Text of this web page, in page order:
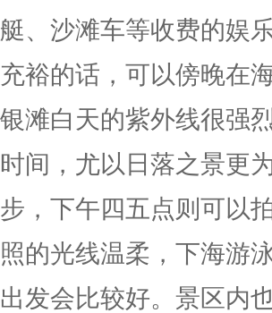
艇、沙滩车等收费的娱
充裕的话，可以傍晚在
银滩白天的紫外线很强
时间，尤以日落之景更
步，下午四五点则可以
照的光线温柔，下海游
出发会比较好。 景区内